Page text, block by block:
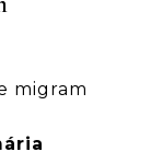
migram